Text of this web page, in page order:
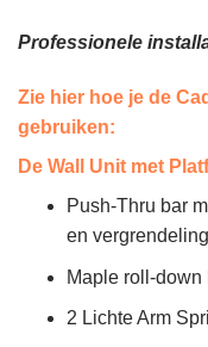
Professionele
Zie hier hoe je de
gebruiken:
De Wall Unit met
Push-Thru bar
en
Maple roll-down
2 Lichte Arm